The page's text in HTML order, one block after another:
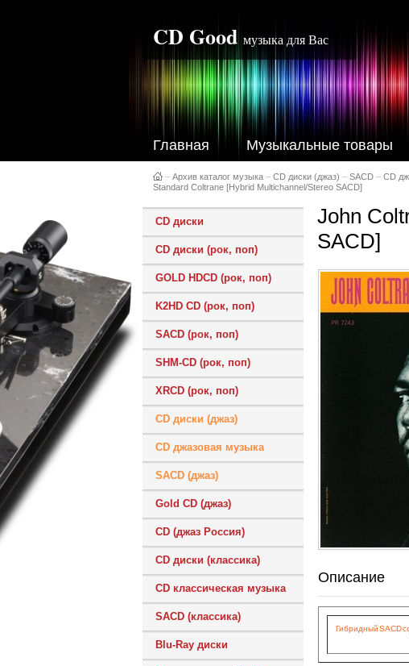
CD Good музыка для Вас
Главная Музыкальные товары
– Архив каталог музыка – CD диски (джаз) – SACD – CD
Standard Coltrane [Hybrid Multichannel/Stereo SACD]
CD диски
CD диски (рок, поп)
GOLD HDCD (рок, поп)
K2HD CD (рок, поп)
SACD (рок, поп)
SHM-CD (рок, поп)
XRCD (рок, поп)
CD диски (джаз)
CD джазовая музыка
SACD (джаз)
Gold CD (джаз)
CD (джаз Россия)
CD диски (классика)
CD классическая музыка
SACD (классика)
Blu-Ray диски
John
SACD]
Описание
Гибридный SACD